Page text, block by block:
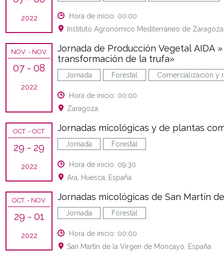
2022
Hora de inicio: 00:00
Instituto Agronómico Mediterráneo de Zaragoza
NOV. - NOV.
07 - 08
2022
Jornada de Producción Vegetal AIDA
transformación de la trufa»
Jornada Forestal Comercialización y
Hora de inicio: 00:00
Zaragoza
OCT. - OCT.
29 - 29
2022
Jornadas micológicas y de plantas
Jornada Forestal
Hora de inicio: 09:30
Ara, Huesca, España
OCT. - NOV.
29 - 01
2022
Jornadas micológicas de San Martín
Jornada Forestal
Hora de inicio: 00:00
San Martín de la Virgen de Moncayo, España